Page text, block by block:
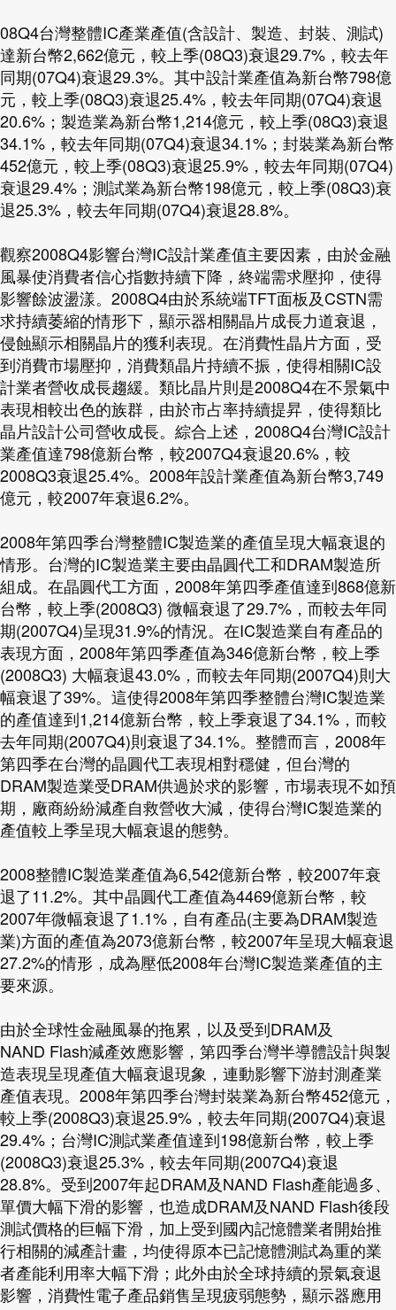
08Q4台灣整體IC產業產值(含設計、製造、封裝、測試)
達新台幣2,662億元，較上季(08Q3)衰退29.7%，較去年
同期(07Q4)衰退29.3%。其中設計業產值為新台幣798億
元，較上季(08Q3)衰退25.4%，較去年同期(07Q4)衰退
20.6%；製造業為新台幣1,214億元，較上季(08Q3)衰退
34.1%，較去年同期(07Q4)衰退34.1%；封裝業為新台幣
452億元，較上季(08Q3)衰退25.9%，較去年同期(07Q4)
衰退29.4%；測試業為新台幣198億元，較上季(08Q3)衰
退25.3%，較去年同期(07Q4)衰退28.8%。
觀察2008Q4影響台灣IC設計業產值主要因素，由於金融
風暴使消費者信心指數持續下降，終端需求壓抑，使得
影響餘波盪漾。2008Q4由於系統端TFT面板及CSTN需
求持續萎縮的情形下，顯示器相關晶片成長力道衰退，
侵蝕顯示相關晶片的獲利表現。在消費性晶片方面，受
到消費市場壓抑，消費類晶片持續不振，使得相關IC設
計業者營收成長趨緩。類比晶片則是2008Q4在不景氣中
表現相較出色的族群，由於市占率持續提昇，使得類比
晶片設計公司營收成長。綜合上述，2008Q4台灣IC設計
業產值達798億新台幣，較2007Q4衰退20.6%，較
2008Q3衰退25.4%。2008年設計業產值為新台幣3,749
億元，較2007年衰退6.2%。
2008年第四季台灣整體IC製造業的產值呈現大幅衰退的
情形。台灣的IC製造業主要由晶圓代工和DRAM製造所
組成。在晶圓代工方面，2008年第四季產值達到868億新
台幣，較上季(2008Q3) 微幅衰退了29.7%，而較去年同
期(2007Q4)呈現31.9%的情況。在IC製造業自有產品的
表現方面，2008年第四季產值為346億新台幣，較上季
(2008Q3) 大幅衰退43.0%，而較去年同期(2007Q4)則大
幅衰退了39%。這使得2008年第四季整體台灣IC製造業
的產值達到1,214億新台幣，較上季衰退了34.1%，而較
去年同期(2007Q4)則衰退了34.1%。整體而言，2008年
第四季在台灣的晶圓代工表現相對穩健，但台灣的
DRAM製造業受DRAM供過於求的影響，市場表現不如預
期，廠商紛紛減產自救營收大減，使得台灣IC製造業的
產值較上季呈現大幅衰退的態勢。
2008整體IC製造業產值為6,542億新台幣，較2007年衰
退了11.2%。其中晶圓代工產值為4469億新台幣，較
2007年微幅衰退了1.1%，自有產品(主要為DRAM製造
業)方面的產值為2073億新台幣，較2007年呈現大幅衰退
27.2%的情形，成為壓低2008年台灣IC製造業產值的主
要來源。
由於全球性金融風暴的拖累，以及受到DRAM及
NAND Flash減產效應影響，第四季台灣半導體設計與製
造表現呈現產值大幅衰退現象，連動影響下游封測產業
產值表現。2008年第四季台灣封裝業為新台幣452億元，
較上季(2008Q3)衰退25.9%，較去年同期(2007Q4)衰退
29.4%；台灣IC測試業產值達到198億新台幣，較上季
(2008Q3)衰退25.3%，較去年同期(2007Q4)衰退
28.8%。受到2007年起DRAM及NAND Flash產能過多、
單價大幅下滑的影響，也造成DRAM及NAND Flash後段
測試價格的巨幅下滑，加上受到國內記憶體業者開始推
行相關的減產計畫，均使得原本已記憶體測試為重的業
者產能利用率大幅下滑；此外由於全球持續的景氣衰退
影響，消費性電子產品銷售呈現疲弱態勢，顯示器應用